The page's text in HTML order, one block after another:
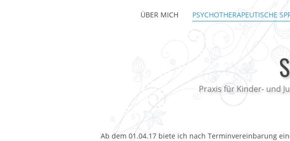
ÜBER MICH PSYCHOTHERAPEUTISCHE
Praxis für Kinder- und
Ab dem 01.04.17 biete ich nach Terminvereinbarung